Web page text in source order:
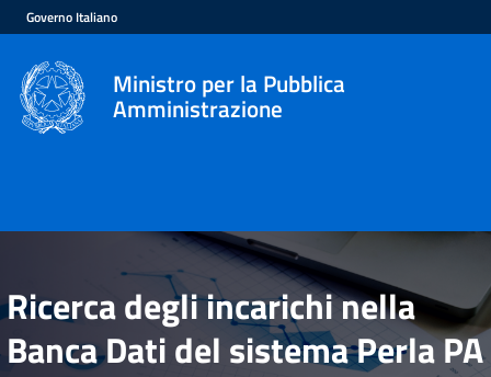
Governo Italiano
Ministro per la Pubblica
Amministrazione
Ricerca degli incarichi nella
Banca Dati del sistema Perla PA